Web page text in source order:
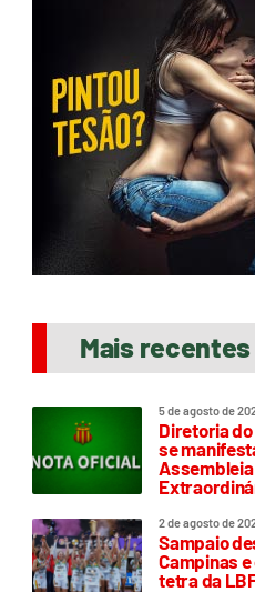
Mais recentes
5 de agosto de
Diretoria
se
Assembleia
2 de agosto de
Sampaio
Campinas
tetra da